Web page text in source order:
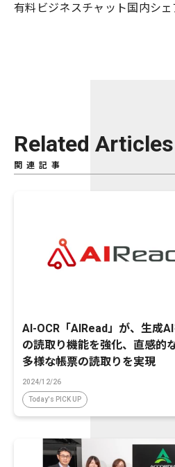
有料ビジネスチャット国内シェ
Related Articles
関連記事
AI-OCR「AIRead」が、生成
の読取り機能を強化、直感的
多様な帳票の読取りを実現
2024/12/26
Today's PICK UP